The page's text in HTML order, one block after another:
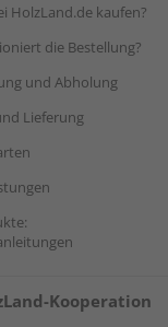
HolzLand.de kaufen?
die Bestellung?
und Abholung
Lieferung
Kooperation